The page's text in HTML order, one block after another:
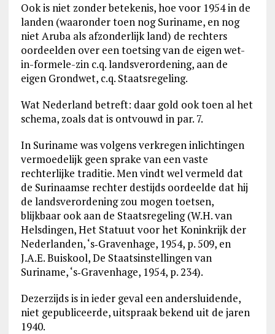
Ook is niet zonder betekenis, hoe voor 1954 in de
landen (waaronder toen nog Suriname, en nog
niet Aruba als afzonderlijk land) de rechters
oordeelden over een toetsing van de eigen wet-
in-formele-zin c.q. landsverordening, aan de
eigen Grondwet, c.q. Staatsregeling.
Wat Nederland betreft: daar gold ook toen al het
schema, zoals dat is ontvouwd in par. 7.
In Suriname was volgens verkregen inlichtingen
vermoedelijk geen sprake van een vaste
rechterlijke traditie. Men vindt wel vermeld dat
de Surinaamse rechter destijds oordeelde dat hij
de landsverordening zou mogen toetsen,
blijkbaar ook aan de Staatsregeling (W.H. van
Helsdingen, Het Statuut voor het Koninkrijk der
Nederlanden, ‘s‑Gravenhage, 1954, p. 509, en
J.A.E. Buiskool, De Staatsinstellingen van
Suriname, ‘s‑Gravenhage, 1954, p. 234).
Dezerzijds is in ieder geval een andersluidende,
niet gepubliceerde, uitspraak bekend uit de jaren
1940.